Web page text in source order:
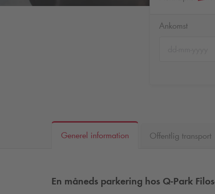
Ankomst
Generel information Offentlig transport
En måneds parkering hos Q-Park